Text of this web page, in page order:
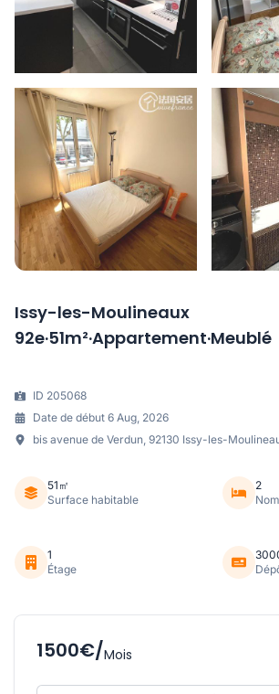
Issy-les-Moulineaux
92e·51m²·Appartement·Meublé
ID 205068
Date de début 6 Aug, 2026
bis avenue de Verdun, 92130 Issy-les-
51㎡
Surface habitable
2
1
Étage
1500€/Mois